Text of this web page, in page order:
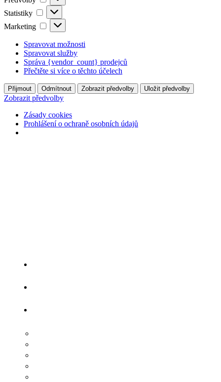
Statistiky Statistiky
Marketing Marketing
Spravovat možnosti
Spravovat služby
Správa {vendor_count} prodejců
Přečtěte si více o těchto účelech
Přijmout Odmítnout Zobrazit předvolby Uložit předvolby
Zobrazit předvolby
Zásady cookies
Prohlášení o ochraně osobních údajů